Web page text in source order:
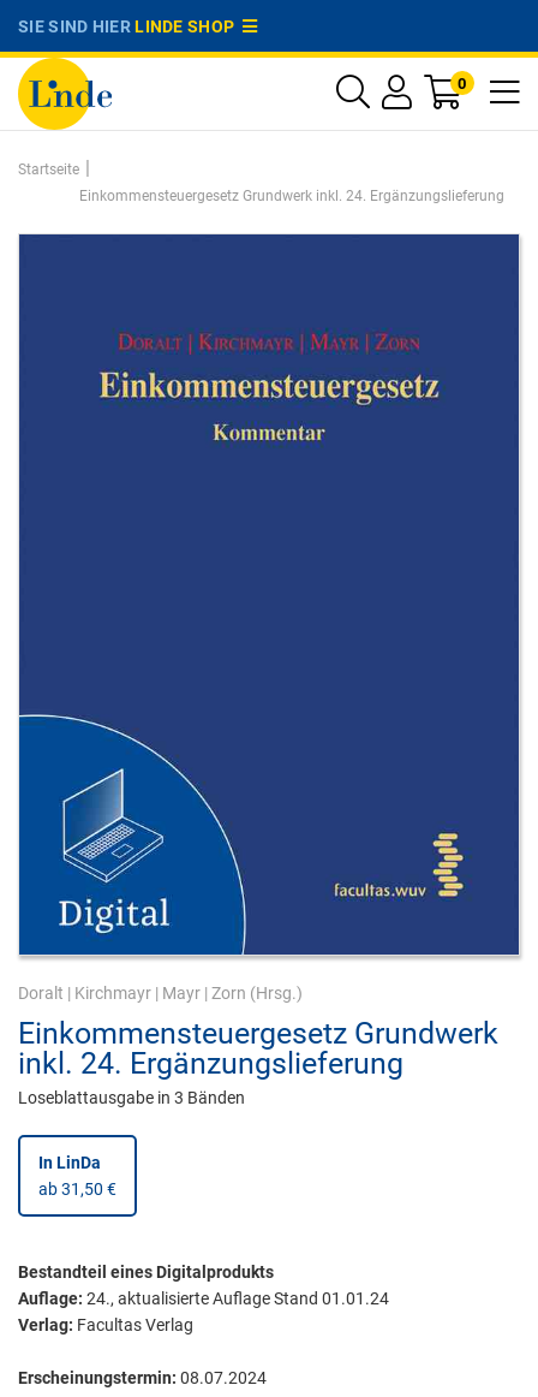
SIE SIND HIERLINDE SHOP
0
Startseite |
Einkommensteuergesetz Grundwerk inkl. 24. Ergänzungslieferung
Doralt | Kirchmayr | Mayr | Zorn (Hrsg.)
Einkommensteuergesetz Grundwerk
inkl. 24. Ergänzungslieferung
Loseblattausgabe in 3 Bänden
In LinDa
ab 31,50 €
Bestandteil eines Digitalprodukts
Auflage: 24., aktualisierte Auflage Stand 01.01.24
Verlag: Facultas Verlag
Erscheinungstermin: 08.07.2024